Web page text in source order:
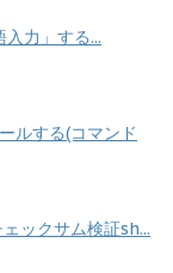
力」する...
ルする(コマンド
ックサム検証sh...